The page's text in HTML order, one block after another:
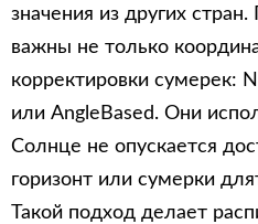
значения из других
важны не только
корректировки сумерек:
или AngleBased. Они
Солнце не опускается
горизонт или сумерки
Такой подход делает